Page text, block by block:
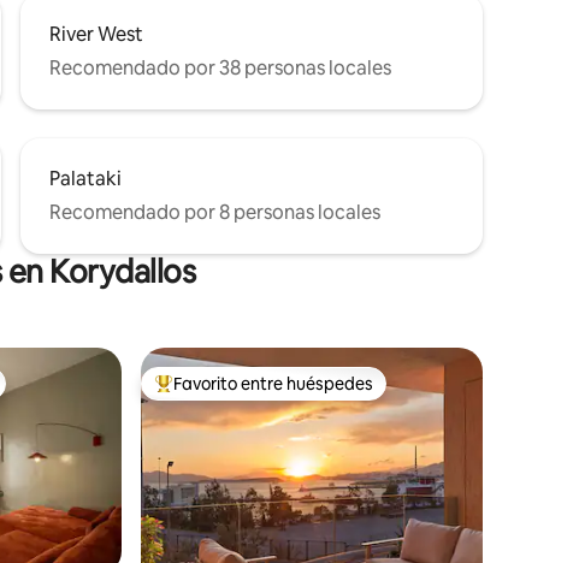
River West
Recomendado por 38 personas locales
Palataki
Recomendado por 8 personas locales
Korydallos
Favorito entre huéspedes preferido
Favorito entre huéspedes